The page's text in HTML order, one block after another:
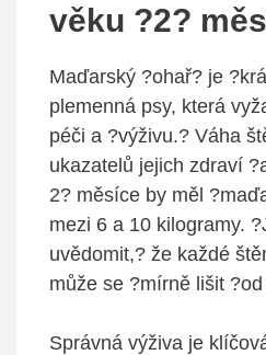
věku ?2?
Maďarský ?ohař? je
plemenná psy, která
péči a ?výživu.? Váha
ukazatelů jejich zdraví
2? měsíce by měl
mezi 6 a 10 kilogramy.
uvědomit,? že každé
může se ?mírně lišit
Správná výživa je